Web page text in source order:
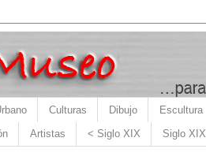
Culturas Dibujo Escultura
Artistas < Siglo XIX Siglo XIX